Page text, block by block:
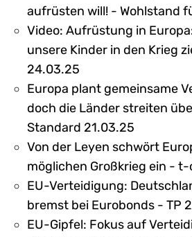
aufrüsten will! - Wohlstand
Video: Aufrüstung in
unsere Kinder in den Krieg
24.03.25
Europa plant gemeinsame
doch die Länder streiten
Standard 21.03.25
Von der Leyen schwört
möglichen Großkrieg ein -
EU-Verteidigung:
bremst bei Eurobonds - TP
EU-Gipfel: Fokus auf